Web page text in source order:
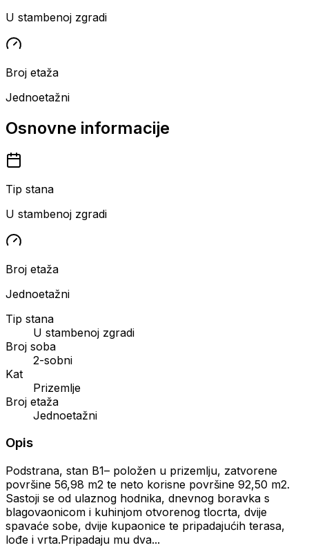
U stambenoj zgradi
Broj etaža
Jednoetažni
Osnovne informacije
Tip stana
U stambenoj zgradi
Broj etaža
Jednoetažni
Tip stana
U stambenoj zgradi
Broj soba
2-sobni
Kat
Prizemlje
Broj etaža
Jednoetažni
Opis
Podstrana, stan B1– položen u prizemlju, zatvorene
površine 56,98 m2 te neto korisne površine 92,50 m2.
Sastoji se od ulaznog hodnika, dnevnog boravka s
blagovaonicom i kuhinjom otvorenog tlocrta, dvije
spavaće sobe, dvije kupaonice te pripadajućih terasa,
lođe i vrta.Pripadaju mu dva...